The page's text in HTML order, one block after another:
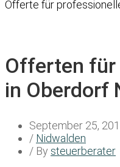
Offerte für
Offerten für
in Oberdorf
September 25,
/ Nidwalden
/ By steuerberater